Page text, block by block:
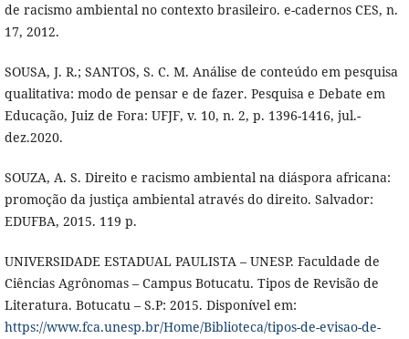
de racismo ambiental no contexto brasileiro. e-cadernos CES, n.
17, 2012.
SOUSA, J. R.; SANTOS, S. C. M. Análise de conteúdo em pesquisa
qualitativa: modo de pensar e de fazer. Pesquisa e Debate em
Educação, Juiz de Fora: UFJF, v. 10, n. 2, p. 1396-1416, jul.-
dez.2020.
SOUZA, A. S. Direito e racismo ambiental na diáspora africana:
promoção da justiça ambiental através do direito. Salvador:
EDUFBA, 2015. 119 p.
UNIVERSIDADE ESTADUAL PAULISTA – UNESP. Faculdade de
Ciências Agrônomas – Campus Botucatu. Tipos de Revisão de
Literatura. Botucatu – S.P: 2015. Disponível em:
https://www.fca.unesp.br/Home/Biblioteca/tipos-de-evisao-de-